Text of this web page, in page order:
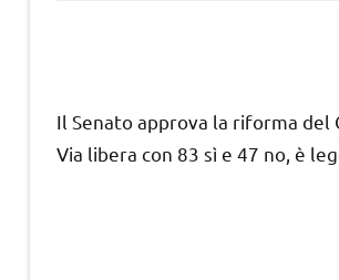
Il Senato approva la riforma del
Via libera con 83 sì e 47 no, è